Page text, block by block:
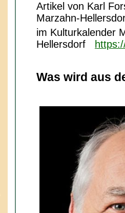
Artikel von Karl
Marzahn-
im Kulturkalender
Hellersdorf
Was wird aus